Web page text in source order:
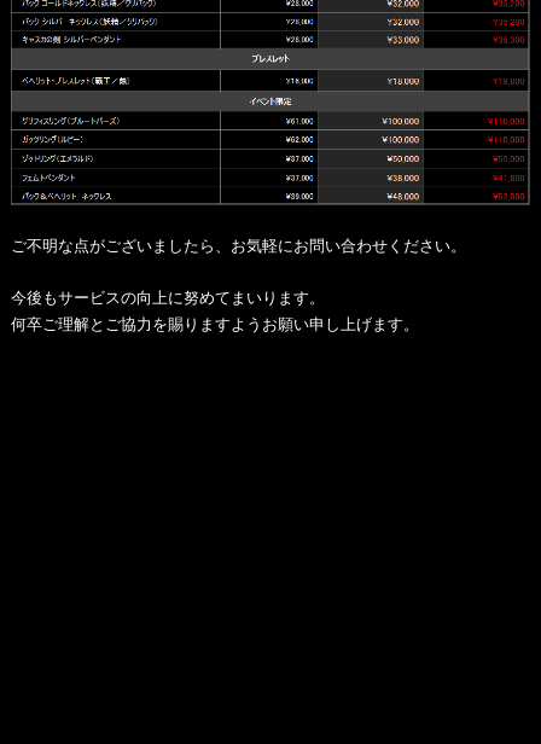
ご不明な点がございましたら、お気軽にお問い合わせください。
今後もサービスの向上に努めてまいります。
何卒ご理解とご協力を賜りますようお願い申し上げます。